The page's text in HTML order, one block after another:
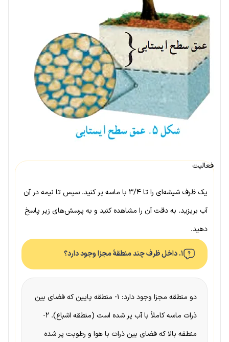
فعالیت
یک ظرف شیشه‌ای را تا ۳/۴ با ماسه پر کنید. سپس تا نیمه در آن
آب بریزید. به دقت آن را مشاهده کنید و به پرسش‌های زیر پاسخ
دهید.
۱. داخل ظرف چند منطقهٔ مجزا وجود دارد؟
دو منطقه مجزا وجود دارد: ۱- منطقه پایین که فضای بین
ذرات ماسه کاملاً با آب پر شده است (منطقه اشباع). ۲-
منطقه بالا که فضای بین ذرات با هوا و رطوبت پر شده